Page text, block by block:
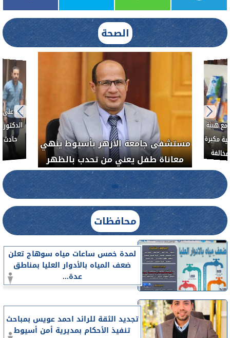
الصحة
مستشفى جامعة
معاناة طفل
العلاج الحر بمنفلوط بالتعاون مع هيئة
الدواء المصرية يشن حملة رقابية مكبرة
لضبط المنشآت الطبية المخالفة .....
محافظات
لمدة خمس ساعات مياه سوهاج تعلن
ضعف المياه بالأدوار العليا بمناطق
عدة...
تجديد الثقة للرائد احمد عويس بمباحث
تنفيذ الأحكام بمديرية أمن أسيوط